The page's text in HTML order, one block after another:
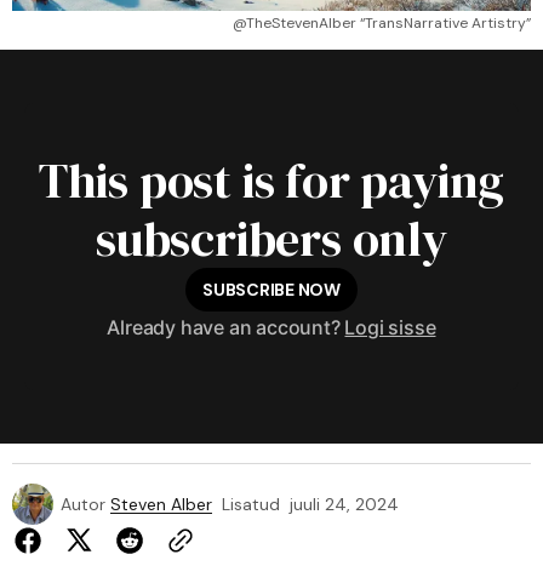
@TheStevenAlber “TransNarrative Artistry”
This post is for paying
subscribers only
SUBSCRIBE NOW
Already have an account? Logi sisse
Autor Steven Alber Lisatud juuli 24, 2024